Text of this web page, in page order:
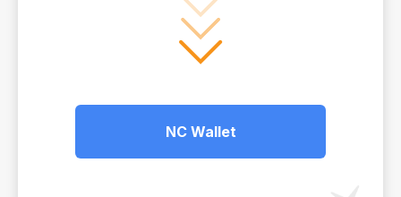
NC Wallet